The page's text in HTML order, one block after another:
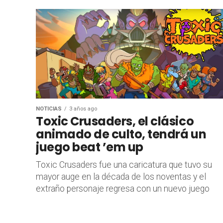
NOTICIAS 3 años ago
Toxic Crusaders, el clásico
animado de culto, tendrá un
juego beat ’em up
Toxic Crusaders fue una caricatura que tuvo su
mayor auge en la década de los noventas y el
extraño personaje regresa con un nuevo juego